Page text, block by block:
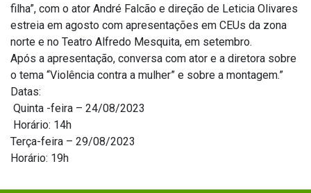
filha”, com o ator André Falcão e direção de Leticia Olivares
estreia em agosto com apresentações em CEUs da zona
norte e no Teatro Alfredo Mesquita, em setembro.
Após a apresentação, conversa com ator e a diretora sobre
o tema “Violência contra a mulher” e sobre a montagem.”
Datas:
Quinta -feira – 24/08/2023
Horário: 14h
Terça-feira – 29/08/2023
Horário: 19h